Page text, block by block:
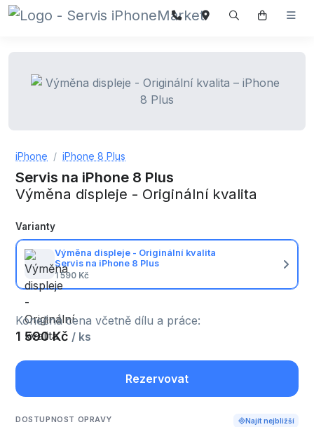
iPhone iPhone 8 Plus
Servis na iPhone 8 Plus
Výměna displeje - Originální kvalita
Varianty
Výměna displeje - Originální kvalita
Servis na iPhone 8 Plus
1 590 Kč
Konečná cena včetně dílu a práce:
1 590 Kč / ks
Rezervovat
DOSTUPNOST OPRAVY Najít nejbližší